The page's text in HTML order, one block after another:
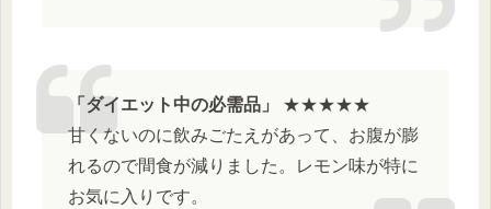
「ダイエット中の必需品」
★★★★★
甘くないのに飲みごたえがあって、お腹が膨
れるので間食が減りました。レモン味が特に
お気に入りです。